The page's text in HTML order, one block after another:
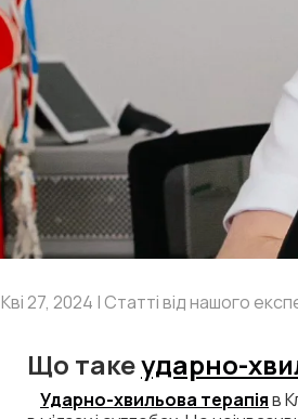
Кві 27, 2024 | Статті від нашого
Що такеударно-
Ударно-хвильова терапіяв